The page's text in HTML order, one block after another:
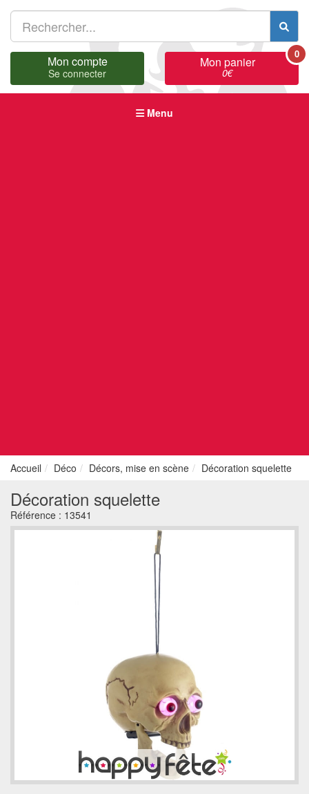
Mon compte
Se connecter
Mon panier
0€
0
Menu
Accueil Déco Décors, mise en scène Décoration squelette
Décoration squelette
Référence : 13541